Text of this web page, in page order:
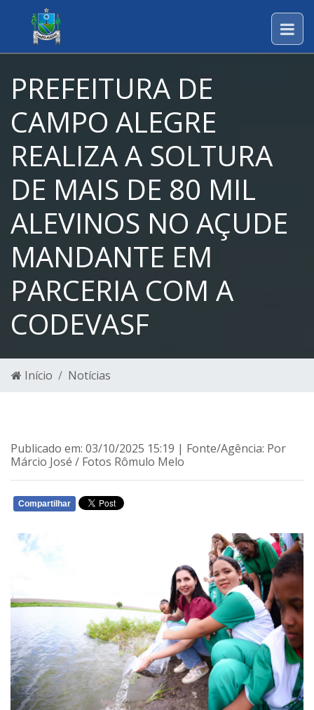
PREFEITURA DE
CAMPO ALEGRE
REALIZA A SOLTURA
DE MAIS DE 80 MIL
ALEVINOS NO AÇUDE
MANDANTE EM
PARCERIA COM A
CODEVASF
Início Notícias
Publicado em: 03/10/2025 15:19 | Fonte/Agência: Por
Márcio José / Fotos Rômulo Melo
Compartilhar